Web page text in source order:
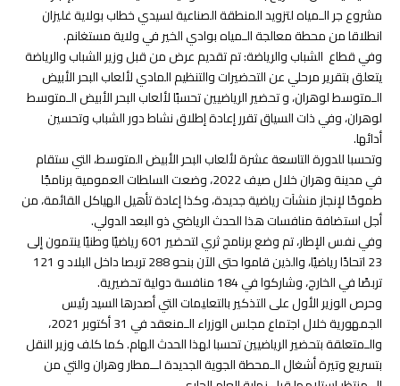
مشروع جر الـمياه لتزويد المنطقة الصناعية لسيدي خطاب بولاية غليزان
انطلاقا من محطة معالجة الـمياه بوادي الخير في ولاية مستغانم.
وفي قطاع الشباب والرياضة: تم تقديم عرض من قبل وزير الشباب والرياضة
يتعلق بتقرير مرحلي عن التحضيرات والتنظيم المادي لألعاب البحر الأبيض
الـمتوسط لوهران، و تحضير الرياضيين تحسبًا لألعاب البحر الأبيض الـمتوسط
لوهران، وفي ذات السياق تقرر إعادة إطلاق نشاط دور الشباب وتحسين
أدائها.
وتحسبا للدورة التاسعة عشرة لألعاب البحر الأبيض المتوسط​​، التي ستقام
في مدينة وهران خلال صيف 2022، وضعت السلطات العمومية برنامجًا
طموحًا لإنجاز منشآت رياضية جديدة، وكذا إعادة تأهيل الهياكل القائمة، من
أجل استضافة منافسات هذا الحدث الرياضي ذو البعد الدولي.
وفي نفس الإطار، تم وضع برنامج ثري لتحضير 601 رياضيًا وطنيًا ينتمون إلى
23 اتحادًا رياضيًا، والذين قاموا حتى الآن بنحو 288 تربصا داخل البلاد و 121
تربصًا في الخارج، وشاركوا في 184 منافسة دولية تحضيرية.
وحرص الوزير الأول على التذكير بالتعليمات التي أصدرها السيد رئيس
الجمهورية خلال اجتماع مجلس الوزراء الـمنعقد في 31 أكتوبر 2021،
والـمتعلقة بتحضير الرياضيين تحسبا لهذا الحدث الهام. كما كلف وزير النقل
بتسريع وتيرة أشغال الـمحطة الجوية الجديدة لــمطار وهران والتي من